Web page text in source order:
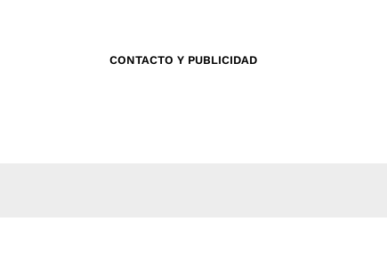
CONTACTO Y PUBLICIDAD